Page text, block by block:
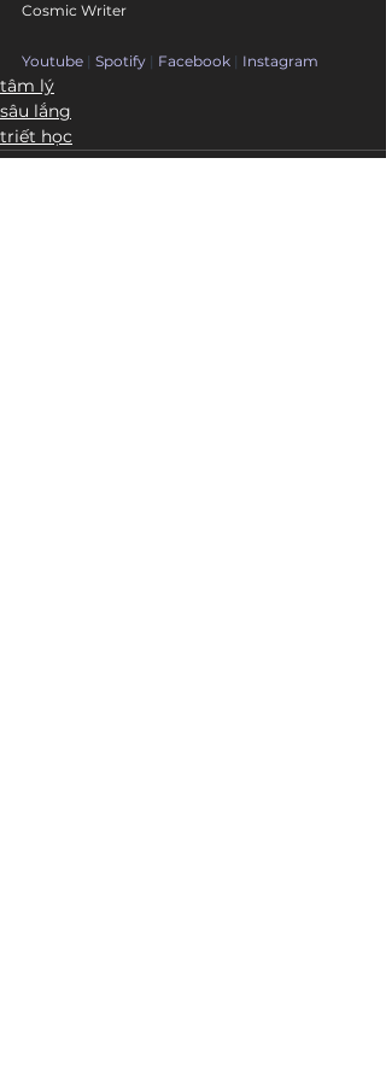
Cosmic Writer
Youtube | Spotify | Facebook | Instagram
tâm lý
sâu lắng
triết học